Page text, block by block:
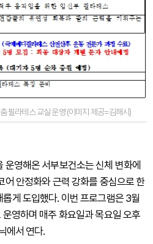
필라테스 교실 운영 (이미지 제공=김해시)
운영해온 서부보건소는 신체 변화에
어 안정화와 근력 강화를 중심으로 한
게 도입했다. 이번 프로그램은 3월
영하며 매주 화요일과 목요일 오후
에서 연다.